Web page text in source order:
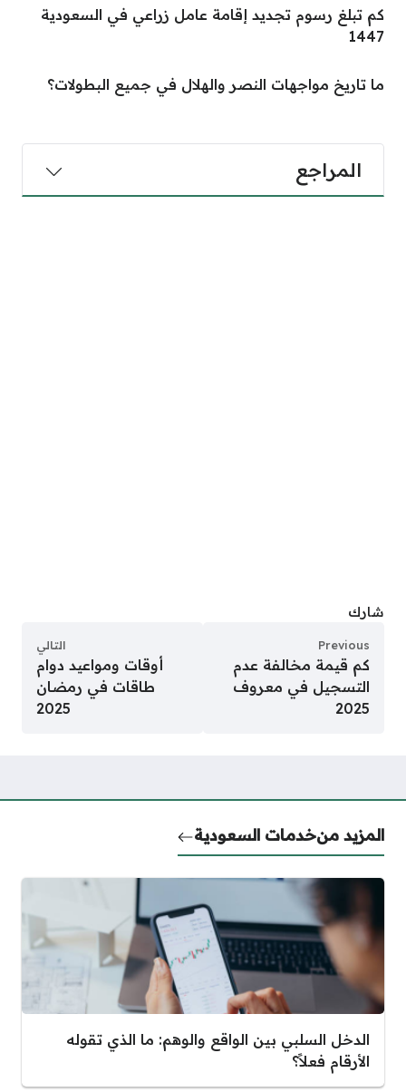
كم تبلغ رسوم تجديد إقامة عامل زراعي في السعودية
1447
ما تاريخ مواجهات النصر والهلال في جميع البطولات؟
المراجع
شارك
Previous
كم قيمة مخالفة عدم
التسجيل في معروف
2025
التالي
أوقات ومواعيد دوام
طاقات في رمضان
2025
المزيد منخدمات السعودية
الدخل السلبي بين الواقع والوهم: ما الذي تقوله
الأرقام فعلاً؟